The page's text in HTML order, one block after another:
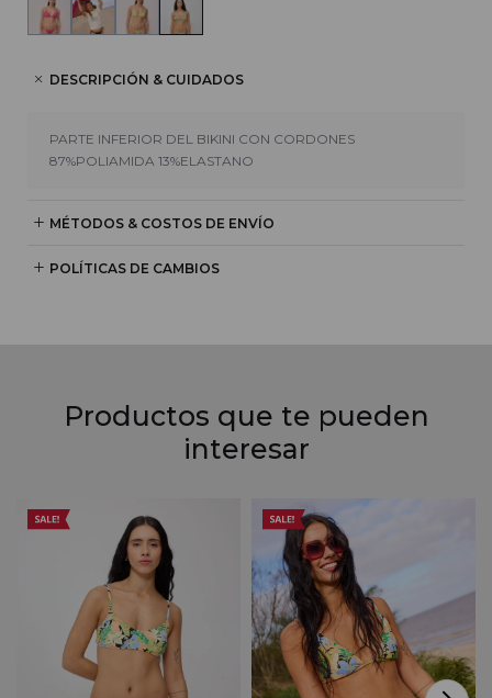
DESCRIPCIÓN & CUIDADOS
PARTE INFERIOR DEL BIKINI CON CORDONES
87%POLIAMIDA 13%ELASTANO
MÉTODOS & COSTOS DE ENVÍO
POLÍTICAS DE CAMBIOS
Productos que te pueden
interesar